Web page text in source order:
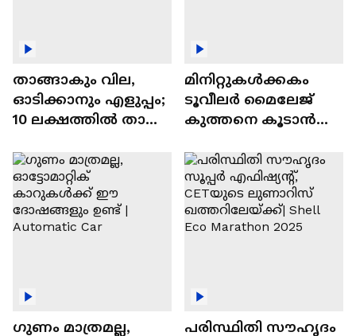
താങ്ങാകും വില,
ഓടിക്കാനും എളുപ്പം;
10 ലക്ഷത്തിൽ താഴെ
ഓട്ടോമാറ്റിക്ക്
എസ്‍യുവികൾ
മിനിറ്റുകൾക്കകം
ടൂവീലർ മൈലേജ്
കുത്തനെ കൂടാൻ
ഗുണം മാത്രമല്ല,
പരിസ്ഥിതി സൗഹൃദം